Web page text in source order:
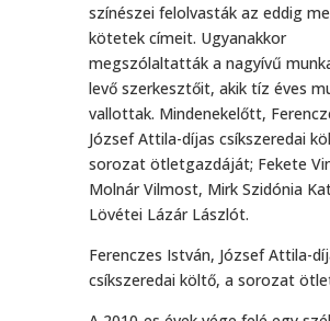
színészei felolvasták az eddig
kötetek címeit. Ugyanakkor
megszólaltatták a nagyívű
levő szerkesztőit, akik tíz éves
vallottak. Mindenekelőtt,
József Attila-díjas csíkszeredai
sorozat ötletgazdáját; Fekete
Molnár Vilmost, Mirk Szidónia
Lövétei Lázár Lászlót.
Ferenczes István, József Attila-
csíkszeredai költő, a sorozat